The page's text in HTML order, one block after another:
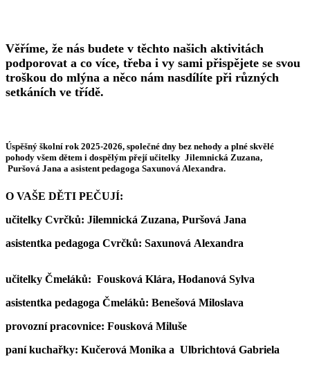
Věříme, že nás budete v těchto našich aktivitách
podporovat a co více, třeba i vy sami přispějete se svou
troškou do mlýna a něco nám nasdílíte při různých
setkáních ve třídě.
Úspěšný školní rok 2025-2026, společné dny bez nehody a plné skvělé
pohody všem dětem i dospělým přejí učitelky Jilemnická Zuzana,
Puršová Jana a asistent pedagoga Saxunová Alexandra.
O VAŠE DĚTI PEČUJÍ:
učitelky Cvrčků: Jilemnická Zuzana, Puršová Jana
asistentka pedagoga Cvrčků: Saxunová Alexandra
učitelky Čmeláků: Fousková Klára, Hodanová Sylva
asistentka pedagoga Čmeláků: Benešová Miloslava
provozní pracovnice: Fousková Miluše
paní kuchařky: Kučerová Monika a Ulbrichtová Gabriela